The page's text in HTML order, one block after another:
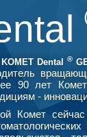
KOMET Dental ®
90 лет
-
Комет